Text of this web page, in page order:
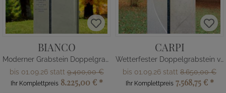
BIANCO
Moderner Grabstein Doppelgrab Kalkstein Treppe
bis 01.09.26 statt9.400,00 €
Ihr Komplettpreis 8.225,00 € *
CARPI
Wetterfester Doppelgrabstein vom Bildhauer
bis 01.09.26 statt 8.650,00 €
Ihr Komplettpreis 7.568,75 € *